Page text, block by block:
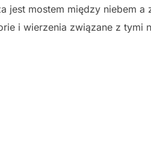
jest mostem między niebem
i wierzenia związane z tymi